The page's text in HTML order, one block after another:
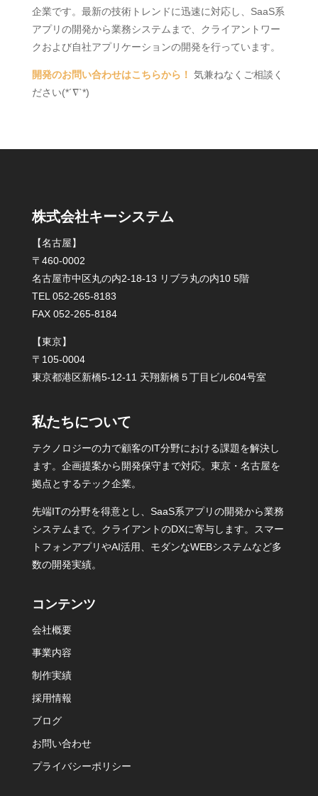
企業です。最新の技術トレンドに迅速に対応し、SaaS系
アプリの開発から業務システムまで、クライアントワー
クおよび自社アプリケーションの開発を行っています。
開発のお問い合わせはこちらから！ 気兼ねなくご相談く
ださい(*´∇`*)
株式会社キーシステム
【名古屋】
〒460-0002
名古屋市中区丸の内2-18-13 リブラ丸の内10 5階
TEL 052-265-8183
FAX 052-265-8184
【東京】
〒105-0004
東京都港区新橋5-12-11 天翔新橋５丁目ビル604号室
私たちについて
テクノロジーの力で顧客のIT分野における課題を解決し
ます。企画提案から開発保守まで対応。東京・名古屋を
拠点とするテック企業。
先端ITの分野を得意とし、SaaS系アプリの開発から業務
システムまで。クライアントのDXに寄与します。スマー
トフォンアプリやAI活用、モダンなWEBシステムなど多
数の開発実績。
コンテンツ
会社概要
事業内容
制作実績
採用情報
ブログ
お問い合わせ
プライバシーポリシー